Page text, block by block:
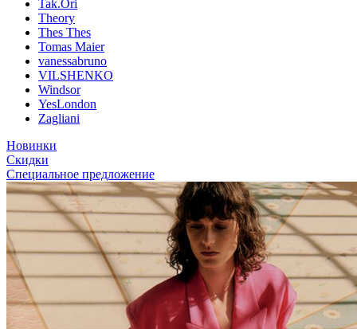
Tak.Ori
Theory
Thes Thes
Tomas Maier
vanessabruno
VILSHENKO
Windsor
YesLondon
Zagliani
Новинки
Скидки
Специальное предложение